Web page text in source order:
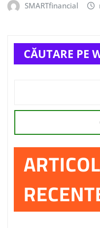
SMARTfinancial
CĂUTARE PE